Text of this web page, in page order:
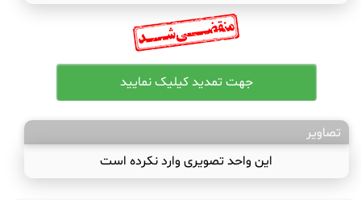
تصاویر
این واحد تصویری وارد نکرده است